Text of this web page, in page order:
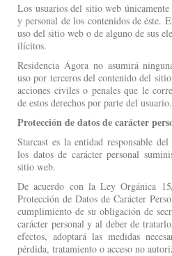
Los usuarios del sitio web
y personal de los contenidos de éste.
uso del sitio web o de alguno de sus
ilícitos.
Residencia Ágora no asumirá
uso por terceros del contenido del
acciones civiles o penales que le
de estos derechos por parte del usuario.
Protección de datos de carácter
Starcast es la entidad responsable
los datos de carácter personal
sitio web.
De acuerdo con la Ley Orgánica
Protección de Datos de Carácter
cumplimiento de su obligación de
carácter personal y al deber de
efectos, adoptará las medidas
pérdida, tratamiento o acceso no